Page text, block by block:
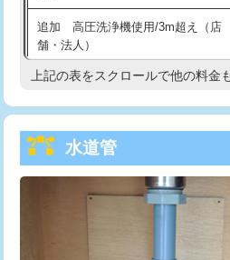
給水管工事※（塩ビ管（VP・HI）使
用/3ｍまで)
給水管工事※（塩ビ管（VP・HI）使
給水管工事※（ライニング鋼管・銅
管・ポリ管・HT管使用/3ｍまで)
給水管工事※（ライニング鋼管・銅
管・ポリ管・HT管使用/3ｍ超え)
排水管工事（土の掘削・埋め戻し作
追加 高圧洗浄機使用/3m超え（店
舗・法人）
高度高圧洗浄換
トーラー機使用/3mまで
追加トーラー機使用/3m超え
上記の表をスクロールで他の料金
水道管